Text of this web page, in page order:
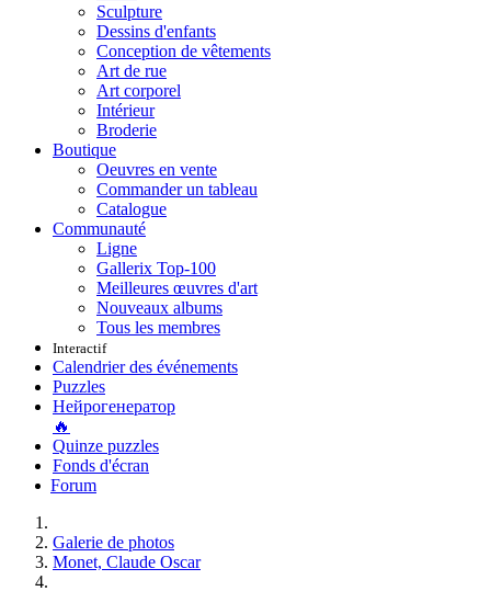
Sculpture
Dessins d'enfants
Conception de vêtements
Art de rue
Art corporel
Intérieur
Broderie
Boutique
Oeuvres en vente
Commander un tableau
Catalogue
Communauté
Ligne
Gallerix Top-100
Meilleures œuvres d'art
Nouveaux albums
Tous les membres
Interactif
Calendrier des événements
Puzzles
Нейрогенератор
🔥
Quinze puzzles
Fonds d'écran
Forum
Galerie de photos
Monet, Claude Oscar